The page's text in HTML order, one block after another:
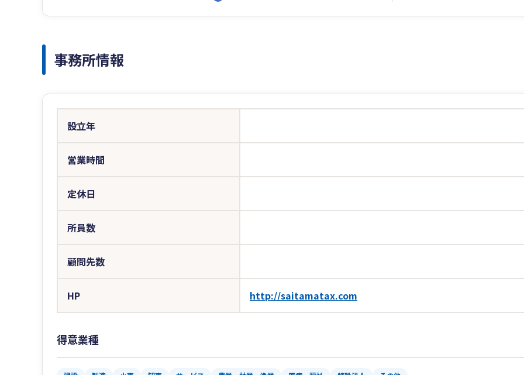
事務所情報
設立年
営業時間
定休日
所員数
顧問先数
HP http://saitamatax.com
得意業種